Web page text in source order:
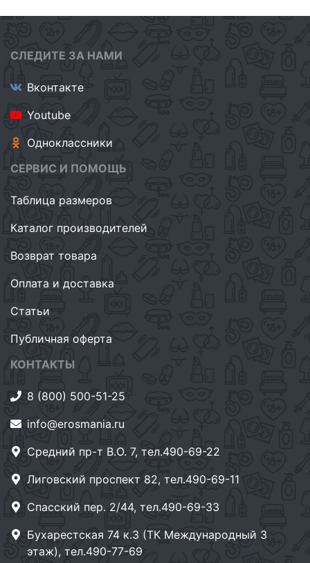
СЛЕДИТЕ ЗА НАМИ
Вконтакте
Youtube
Одноклассники
СЕРВИС И ПОМОЩЬ
Таблица размеров
Каталог производителей
Возврат товара
Оплата и доставка
Статьи
Публичная оферта
КОНТАКТЫ
8 (800) 500-51-25
info@erosmania.ru
Средний пр-т В.О. 7, тел.490-69-22
Лиговский проспект 82, тел.490-69-11
Спасский пер. 2/44, тел.490-69-33
Бухарестская 74 к.3 (ТК Международный 3
этаж), тел.490-77-69